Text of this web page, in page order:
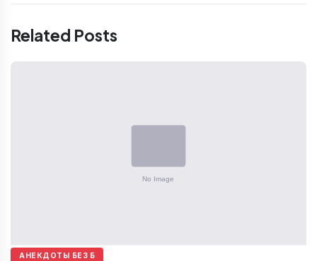
Related Posts
АНЕКДОТЫ БЕЗ Б